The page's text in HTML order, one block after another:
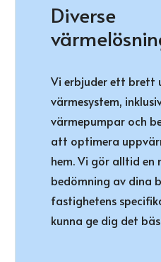
Diverse
Vi erbjuder ett brett
värmesystem,
värmepumpar och
att optimera
hem. Vi gör alltid en
bedömning av dina
fastighetens
kunna ge dig det